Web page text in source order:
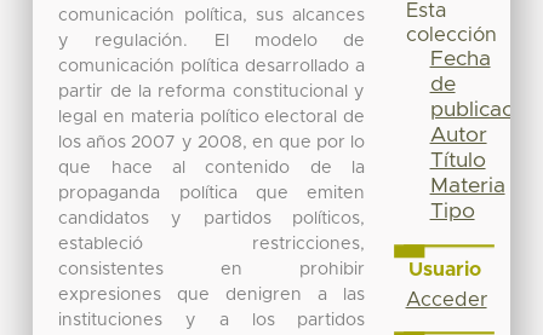
comunicación política, sus alcances
y regulación. El modelo de
comunicación política desarrollado a
partir de la reforma constitucional y
legal en materia político electoral de
los años 2007 y 2008, en que por lo
que hace al contenido de la
propaganda política que emiten
candidatos y partidos políticos,
estableció restricciones,
consistentes en prohibir
expresiones que denigren a las
instituciones y a los partidos
Esta
colección
Fecha
de
publicación
Autor
Título
Materia
Tipo
Usuario
Acceder